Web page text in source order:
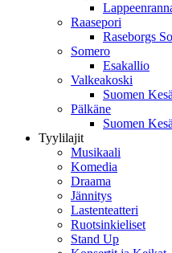
Raasepori
Raseborgs
Somero
Esakallio
Valkeakoski
Suomen
Pälkäne
Suomen
Tyylilajit
Musikaali
Komedia
Draama
Jännitys
Lastenteatteri
Ruotsinkieliset
Stand Up